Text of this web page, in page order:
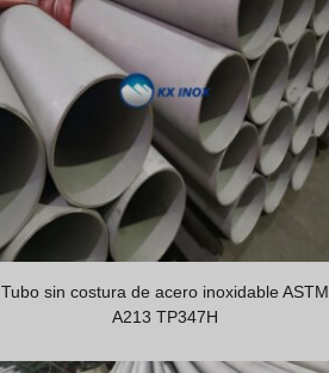
Tubo sin costura de acero inoxidable ASTM
A213 TP347H